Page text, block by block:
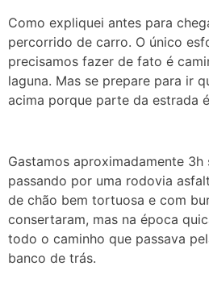
Como expliquei antes para
percorrido de carro. O único
precisamos fazer de fato é
laguna. Mas se prepare para ir
acima porque parte da estrada
Gastamos aproximadamente 3h
passando por uma rodovia
de chão bem tortuosa e com
consertaram, mas na época
todo o caminho que passava
banco de trás.